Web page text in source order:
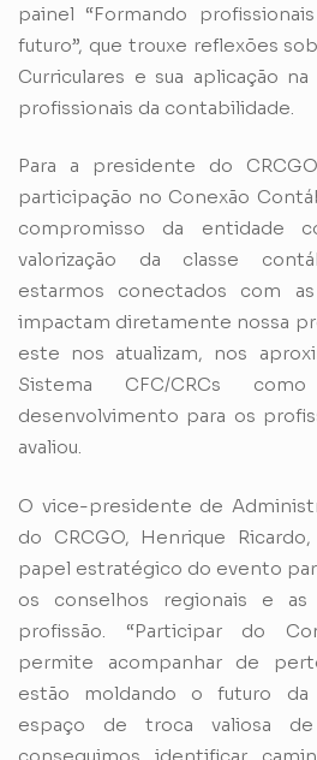
painel “Formando
futuro”, que trouxe reflexões
Curriculares e sua aplicação
profissionais da contabilidade.
Para a presidente do
participação no Conexão
compromisso da entidade
valorização da classe
estarmos conectados com
impactam diretamente nossa
este nos atualizam, nos
Sistema CFC/CRCs
desenvolvimento para os
avaliou.
O vice-presidente de
do CRCGO, Henrique
papel estratégico do evento
os conselhos regionais e as
profissão. “Participar do
permite acompanhar de
estão moldando o futuro da
espaço de troca valiosa de
conseguimos identificar